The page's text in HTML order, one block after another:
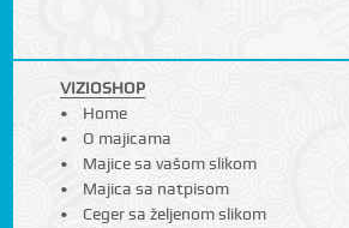
VIZIOSHOP
Home
O majicama
Majice sa vašom slikom
Majica sa natpisom
Ceger sa željenom slikom